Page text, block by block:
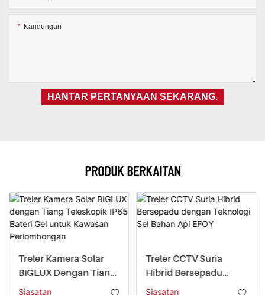
Kandungan
HANTAR PERTANYAAN SEKARANG.
PRODUK BERKAITAN
Treler Kamera Solar
BIGLUX Dengan Tiang
Teleskopik IP65 Bateri
Siasatan
Treler CCTV Suria
Hibrid Bersepadu
Dengan Teknologi Sel
Siasatan